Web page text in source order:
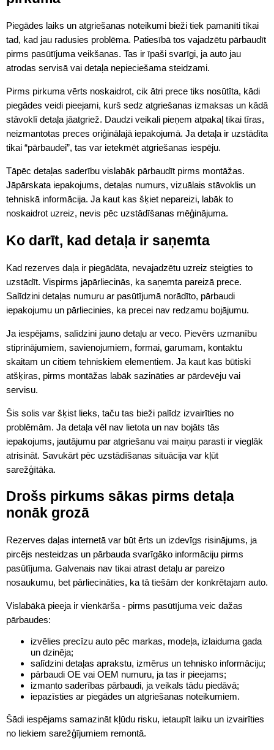
Piegādes laiks un atgriešanas noteikumi bieži tiek pamanīti tikai
tad, kad jau radusies problēma. Patiesībā tos vajadzētu pārbaudīt
pirms pasūtījuma veikšanas. Tas ir īpaši svarīgi, ja auto jau
atrodas servisā vai detaļa nepieciešama steidzami.
Pirms pirkuma vērts noskaidrot, cik ātri prece tiks nosūtīta, kādi
piegādes veidi pieejami, kurš sedz atgriešanas izmaksas un kādā
stāvoklī detaļa jāatgriež. Daudzi veikali pieņem atpakaļ tikai tīras,
neizmantotas preces oriģinālajā iepakojumā. Ja detaļa ir uzstādīta
tikai “pārbaudei”, tas var ietekmēt atgriešanas iespēju.
Tāpēc detaļas saderību vislabāk pārbaudīt pirms montāžas.
Jāpārskata iepakojums, detaļas numurs, vizuālais stāvoklis un
tehniskā informācija. Ja kaut kas šķiet nepareizi, labāk to
noskaidrot uzreiz, nevis pēc uzstādīšanas mēģinājuma.
Ko darīt, kad detaļa ir saņemta
Kad rezerves daļa ir piegādāta, nevajadzētu uzreiz steigties to
uzstādīt. Vispirms jāpārliecinās, ka saņemta pareizā prece.
Salīdzini detaļas numuru ar pasūtījumā norādīto, pārbaudi
iepakojumu un pārliecinies, ka precei nav redzamu bojājumu.
Ja iespējams, salīdzini jauno detaļu ar veco. Pievērs uzmanību
stiprinājumiem, savienojumiem, formai, garumam, kontaktu
skaitam un citiem tehniskiem elementiem. Ja kaut kas būtiski
atšķiras, pirms montāžas labāk sazināties ar pārdevēju vai
servisu.
Šis solis var šķist lieks, taču tas bieži palīdz izvairīties no
problēmām. Ja detaļa vēl nav lietota un nav bojāts tās
iepakojums, jautājumu par atgriešanu vai maiņu parasti ir vieglāk
atrisināt. Savukārt pēc uzstādīšanas situācija var kļūt
sarežģītāka.
Drošs pirkums sākas pirms detaļa
nonāk grozā
Rezerves daļas internetā var būt ērts un izdevīgs risinājums, ja
pircējs nesteidzas un pārbauda svarīgāko informāciju pirms
pasūtījuma. Galvenais nav tikai atrast detaļu ar pareizo
nosaukumu, bet pārliecināties, ka tā tiešām der konkrētajam auto.
Vislabākā pieeja ir vienkārša - pirms pasūtījuma veic dažas
pārbaudes:
izvēlies precīzu auto pēc markas, modeļa, izlaiduma gada
un dzinēja;
salīdzini detaļas aprakstu, izmērus un tehnisko informāciju;
pārbaudi OE vai OEM numuru, ja tas ir pieejams;
izmanto saderības pārbaudi, ja veikals tādu piedāvā;
iepazīsties ar piegādes un atgriešanas noteikumiem.
Šādi iespējams samazināt kļūdu risku, ietaupīt laiku un izvairīties
no liekiem sarežģījumiem remontā.